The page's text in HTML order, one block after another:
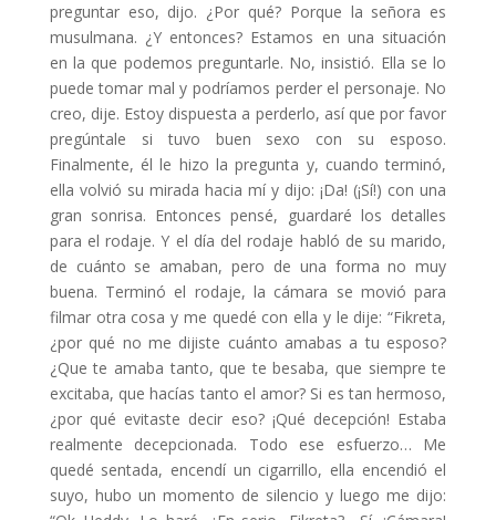
preguntar eso, dijo. ¿Por qué? Porque la señora es
musulmana. ¿Y entonces? Estamos en una situación
en la que podemos preguntarle. No, insistió. Ella se lo
puede tomar mal y podríamos perder el personaje. No
creo, dije. Estoy dispuesta a perderlo, así que por favor
pregúntale si tuvo buen sexo con su esposo.
Finalmente, él le hizo la pregunta y, cuando terminó,
ella volvió su mirada hacia mí y dijo: ¡Da! (¡Sí!) con una
gran sonrisa. Entonces pensé, guardaré los detalles
para el rodaje. Y el día del rodaje habló de su marido,
de cuánto se amaban, pero de una forma no muy
buena. Terminó el rodaje, la cámara se movió para
filmar otra cosa y me quedé con ella y le dije: “Fikreta,
¿por qué no me dijiste cuánto amabas a tu esposo?
¿Que te amaba tanto, que te besaba, que siempre te
excitaba, que hacías tanto el amor? Si es tan hermoso,
¿por qué evitaste decir eso? ¡Qué decepción! Estaba
realmente decepcionada. Todo ese esfuerzo… Me
quedé sentada, encendí un cigarrillo, ella encendió el
suyo, hubo un momento de silencio y luego me dijo: